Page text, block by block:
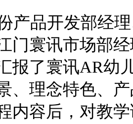
产品开发部经
门寰讯市场部
报了寰讯AR幼
、理念特色、
内容后，对教